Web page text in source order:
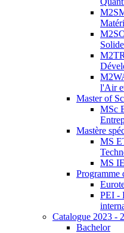
l'Air
Master of
MSc
Mastère
MS
MS
Programme
PEI -
Catalogue 2023 -
Bachelor